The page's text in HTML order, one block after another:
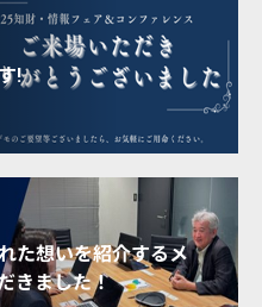
!
た想いを紹介するメ
きました！